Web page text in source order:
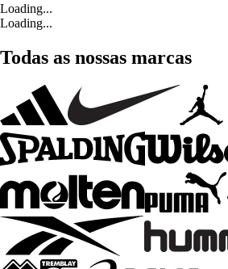
Loading...
Loading...
Todas as nossas marcas